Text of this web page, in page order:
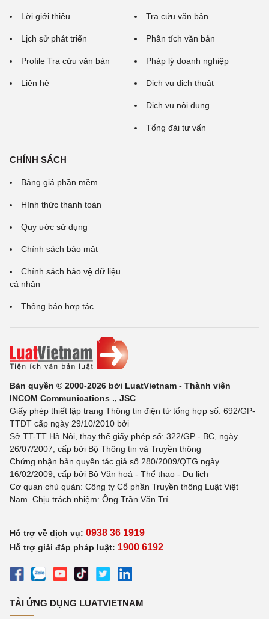
Lời giới thiệu
Lịch sử phát triển
Profile Tra cứu văn bản
Liên hệ
Tra cứu văn bản
Phân tích văn bản
Pháp lý doanh nghiệp
Dịch vụ dịch thuật
Dịch vụ nội dung
Tổng đài tư vấn
CHÍNH SÁCH
Bảng giá phần mềm
Hình thức thanh toán
Quy ước sử dụng
Chính sách bảo mật
Chính sách bảo vệ dữ liệu
cá nhân
Thông báo hợp tác
Bản quyền © 2000-2026 bởi LuatVietnam - Thành viên
INCOM Communications ., JSC
Giấy phép thiết lập trang Thông tin điện tử tổng hợp số: 692/GP-
TTĐT cấp ngày 29/10/2010 bởi
Sở TT-TT Hà Nội, thay thế giấy phép số: 322/GP - BC, ngày
26/07/2007, cấp bởi Bộ Thông tin và Truyền thông
Chứng nhận bản quyền tác giả số 280/2009/QTG ngày
16/02/2009, cấp bởi Bộ Văn hoá - Thể thao - Du lịch
Cơ quan chủ quản: Công ty Cổ phần Truyền thông Luật Việt
Nam. Chịu trách nhiệm: Ông Trần Văn Trí
Hỗ trợ về dịch vụ: 0938 36 1919
Hỗ trợ giải đáp pháp luật: 1900 6192
TẢI ỨNG DỤNG LUATVIETNAM